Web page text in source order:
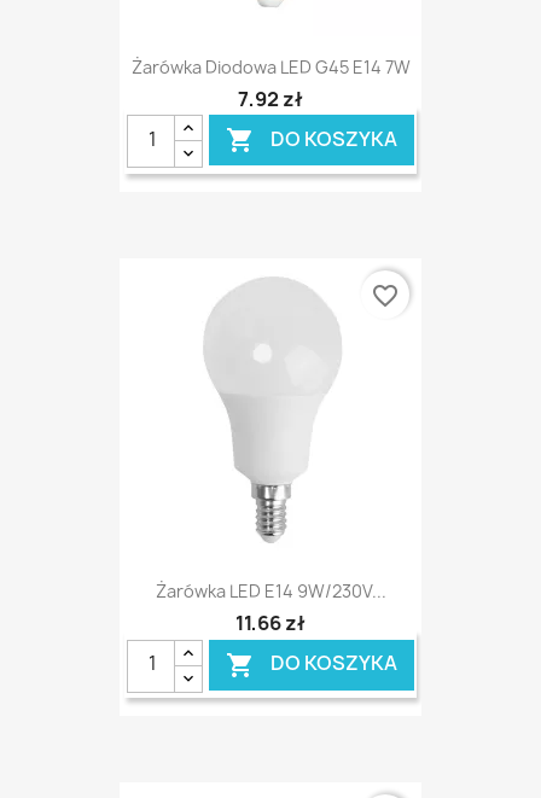
Żarówka Diodowa LED G45 E14 7W
7,92 zł
 DO KOSZYKA
Żarówka LED E14 9W/230V...
11,66 zł
 DO KOSZYKA
favorite_border